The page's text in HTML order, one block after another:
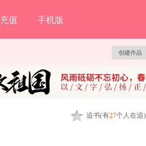
充值 手机版
创建作品
追书(有27个人在追)